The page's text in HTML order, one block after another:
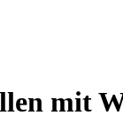
mit